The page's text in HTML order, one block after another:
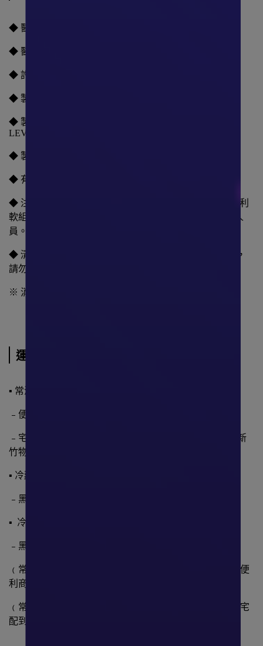
◆ 醫療器材品名："途安"軀幹護具(未滅菌)
◆ 醫療器材許可證字號：衛部醫器輸壹登字第015825號
◆ 許可證所有人地址:台北市内湖區陽光街345巷8號2樓
◆ 製造業者: THUASNE SAS.
◆ 製造業者地址: 118-120 RUE MARIUS AUFAN 92300
LEVALLOIS PERRET FRANCE
◆ 製造業者國別:法國
◆ 有效期限: 如外包裝標籤 所示(西元年-月)
◆ 注意事項: 建議每穿戴 2 小時應卸下護具 10-15 分鐘以利
軟組織休息，如有不適現象請立即停止使用並詢問專業人
員。
◆ 清洗方式: 建議以攝氏 40 度以下水溫手洗，平放陰乾，
請勿使用洗衣機、脫水機、烘乾機及衣物柔軟精。
※ 消費者使用前應詳閱醫療器材說明書
運送方式
▪ 常溫:
﹣便利商店店到店
﹣宅配(中華郵政、黑貓宅急便、台灣宅配通／大嘴鳥、新
竹物流)
▪ 冷藏:
﹣黑貓宅急便
▪ 冷凍:
﹣黑貓宅急便
﹙常溫滿699元﹚ ，貨到不付款(已完成結帳之訂單)，享便
利商店之店到店取貨免運。
﹙常溫滿2500元﹚，貨到不付款(已完成結帳之訂單)，享宅
配到府免運。